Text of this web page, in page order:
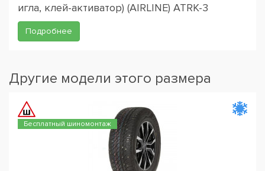
игла, клей-активатор) (AIRLINE) ATRK-3
Подробнее
Другие модели этого размера
Бесплатный шиномонтаж